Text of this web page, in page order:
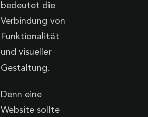
bedeutet die
Verbindung von
Funktionalität
und visueller
Gestaltung.
Denn eine
Website sollte